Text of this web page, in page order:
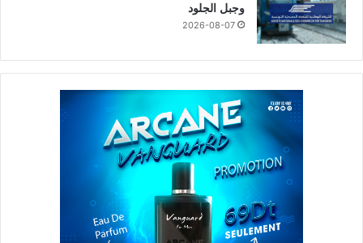
وجبل الجلود
2026-08-07